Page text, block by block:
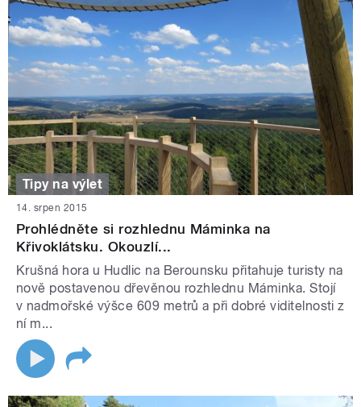
Tipy na výlet
14. srpen 2015
Prohlédněte si rozhlednu Máminka na
Křivoklátsku. Okouzlí...
Krušná hora u Hudlic na Berounsku přitahuje turisty na
nově postavenou dřevěnou rozhlednu Máminka. Stojí
v nadmořské výšce 609 metrů a při dobré viditelnosti z
ní m...